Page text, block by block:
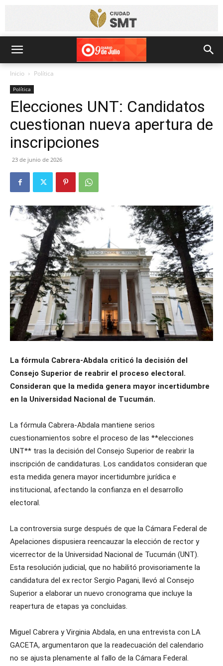
Inicio Política
Política
Elecciones UNT: Candidatos
cuestionan nueva apertura de
inscripciones
23 de junio de 2026
La fórmula Cabrera-Abdala criticó la decisión del
Consejo Superior de reabrir el proceso electoral.
Consideran que la medida genera mayor incertidumbre
en la Universidad Nacional de Tucumán.
La fórmula Cabrera-Abdala mantiene serios
cuestionamientos sobre el proceso de las **elecciones
UNT** tras la decisión del Consejo Superior de reabrir la
inscripción de candidaturas. Los candidatos consideran que
esta medida genera mayor incertidumbre jurídica e
institucional, afectando la confianza en el desarrollo
electoral.
La controversia surge después de que la Cámara Federal de
Apelaciones dispusiera reencauzar la elección de rector y
vicerrector de la Universidad Nacional de Tucumán (UNT).
Esta resolución judicial, que no habilitó provisoriamente la
candidatura del ex rector Sergio Pagani, llevó al Consejo
Superior a elaborar un nuevo cronograma que incluye la
reapertura de etapas ya concluidas.
Miguel Cabrera y Virginia Abdala, en una entrevista con LA
GACETA, argumentaron que la readecuación del calendario
no se ajusta plenamente al fallo de la Cámara Federal.